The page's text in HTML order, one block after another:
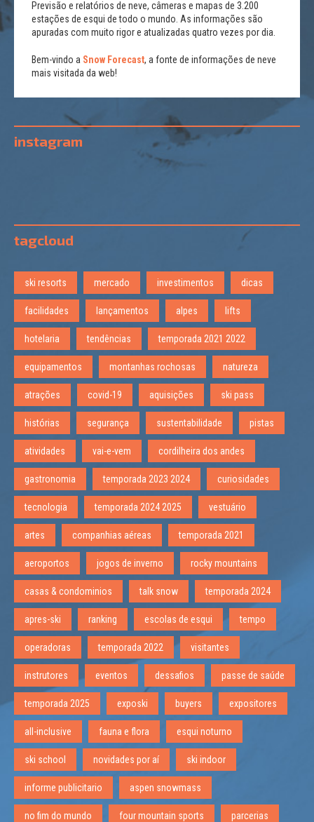
Previsão e relatórios de neve, câmeras e mapas de 3.200
estações de esqui de todo o mundo. As informações são
apuradas com muito rigor e atualizadas quatro vezes por dia.
Bem-vindo a Snow Forecast, a fonte de informações de neve
mais visitada da web!
instagram
tagcloud
ski resorts mercado investimentos dicas
facilidades lançamentos alpes lifts
hotelaria tendências temporada 2021 2022
equipamentos montanhas rochosas natureza
atrações covid-19 aquisições ski pass
histórias segurança sustentabilidade pistas
atividades vai-e-vem cordilheira dos andes
gastronomia temporada 2023 2024 curiosidades
tecnologia temporada 2024 2025 vestuário
artes companhias aéreas temporada 2021
aeroportos jogos de inverno rocky mountains
casas & condominios talk snow temporada 2024
apres-ski ranking escolas de esqui tempo
operadoras temporada 2022 visitantes
instrutores eventos dessafios passe de saúde
temporada 2025 exposki buyers expositores
all-inclusive fauna e flora esqui noturno
ski school novidades por aí ski indoor
informe publicitario aspen snowmass
no fim do mundo four mountain sports parcerias